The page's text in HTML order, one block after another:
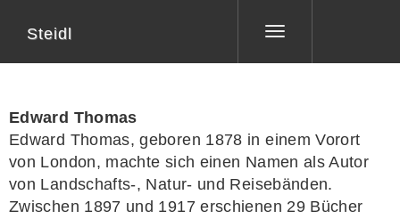
Toggle
Steidl
Edward Thomas
Edward Thomas, geboren 1878 in einem Vorort
von London, machte sich einen Namen als Autor
von Landschafts-, Natur- und Reisebänden.
Zwischen 1897 und 1917 erschienen 29 Bücher